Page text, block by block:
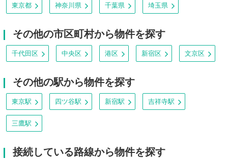
東京都 神奈川県 千葉県 埼玉県
その他の市区町村から物件を探す
千代田区 中央区 港区 新宿区 文京区
その他の駅から物件を探す
東京駅 四ツ谷駅 新宿駅 吉祥寺駅
三鷹駅
接続している路線から物件を探す